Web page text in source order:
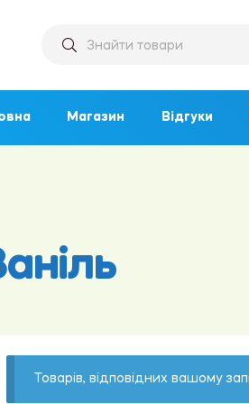
Магазин Відгуки
Товарів, відповідних вашому